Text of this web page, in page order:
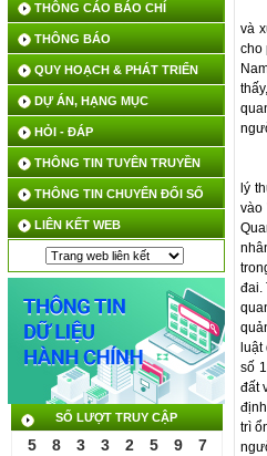
THÔNG CÁO BÁO CHÍ
THÔNG BÁO
QUY HOẠCH & PHÁT TRIỂN
DỰ ÁN, HẠNG MỤC
HỎI - ĐÁP
THÔNG TIN TUYÊN TRUYỀN
THÔNG TIN CHUYỂN ĐỔI SỐ
LIÊN KẾT WEB
SỐ LƯỢT TRUY CẬP
5 8 3 3 2 5 9 7
và
cho
lý
vào
đai.
số
đất
trì